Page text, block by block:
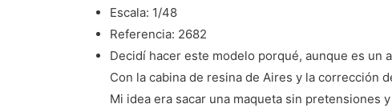
Escala: 1/48
Referencia: 2682
Decidí hacer este modelo porqué, aunque es un
Con la cabina de resina de Aires y la corrección
Mi idea era sacar una maqueta sin pretensiones